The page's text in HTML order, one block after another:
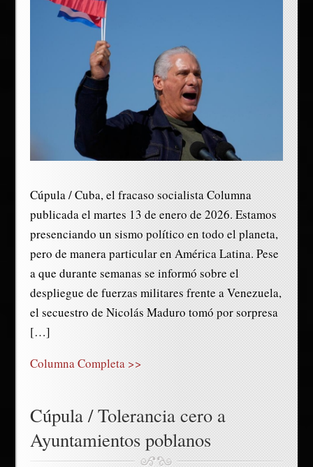
Cúpula / Cuba, el fracaso socialista Columna
publicada el martes 13 de enero de 2026. Estamos
presenciando un sismo político en todo el planeta,
pero de manera particular en América Latina. Pese
a que durante semanas se informó sobre el
despliegue de fuerzas militares frente a Venezuela,
el secuestro de Nicolás Maduro tomó por sorpresa
[…]
Columna Completa >>
Cúpula / Tolerancia cero a
Ayuntamientos poblanos